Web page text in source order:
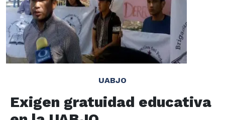
UABJO
Exigen gratuidad educativa